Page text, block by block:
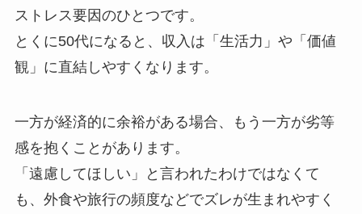
ストレス要因のひとつです。
とくに50代になると、収入は「生活力」や「価値
観」に直結しやすくなります。
一方が経済的に余裕がある場合、もう一方が劣等
感を抱くことがあります。
「遠慮してほしい」と言われたわけではなくて
も、外食や旅行の頻度などでズレが生まれやすく